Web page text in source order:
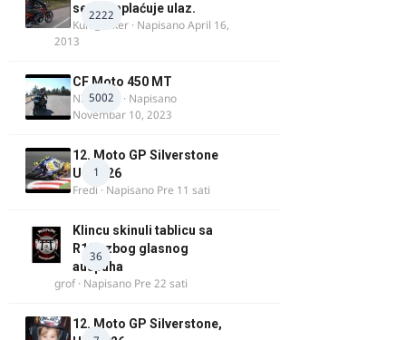
2222
se ne naplaćuje ulaz.
Kum_Mixer · NapisanoApril 16,
2013
5002
CF Moto 450 MT
NIKOLA 1
· Napisano
Novembar 10, 2023
1
12. Moto GP Silverstone
UK 2026
Fredi · Napisano Pre 11 sati
36
Klincu skinuli tablicu sa
R125 zbog glasnog
auspuha
grof· Napisano Pre 22 sati
12. Moto GP Silverstone,